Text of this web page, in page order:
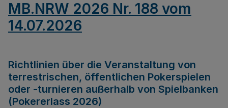
MB.NRW 2026 Nr. 188 vom
14.07.2026
Richtlinien über die Veranstaltung von
terrestrischen, öffentlichen Pokerspielen
oder -turnieren außerhalb von Spielbanken
(Pokererlass 2026)